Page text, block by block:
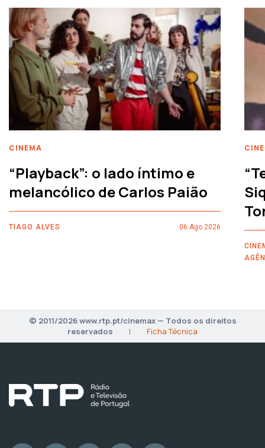
CINEMA
“Playback”: o lado íntimo e
melancólico de Carlos Paião
TIAGO ALVES 06 Ago 2026
© 2011/2026 www.rtp.pt/cinemax — Todos os direitos
reservados
| Ficha Técnica